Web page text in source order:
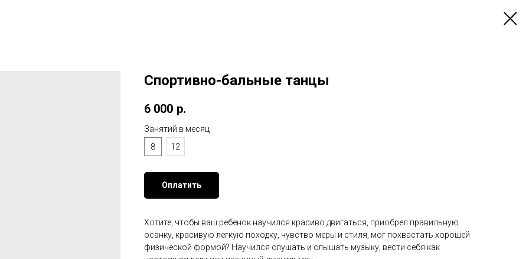
Спортивно-бальные танцы
6 000 р.
Занятий в месяц
8
12
Оплатить
Хотите, чтобы ваш ребенок научился красиво двигаться, приобрел правильную
осанку, красивую легкую походку, чувство меры и стиля, мог похвастать хорошей
физической формой? Научился слушать и слышать музыку, вести себя как